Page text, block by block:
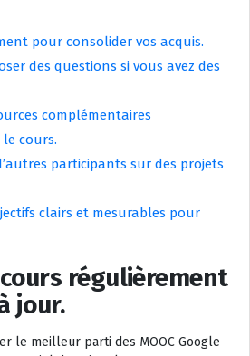
pour consolider vos acquis.
des questions si vous avez des
complémentaires
cours.
participants sur des projets
clairs et mesurables pour
cours régulièrement
jour.
le meilleur parti des MOOC Google